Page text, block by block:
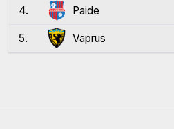
4. Paide
5. Vaprus